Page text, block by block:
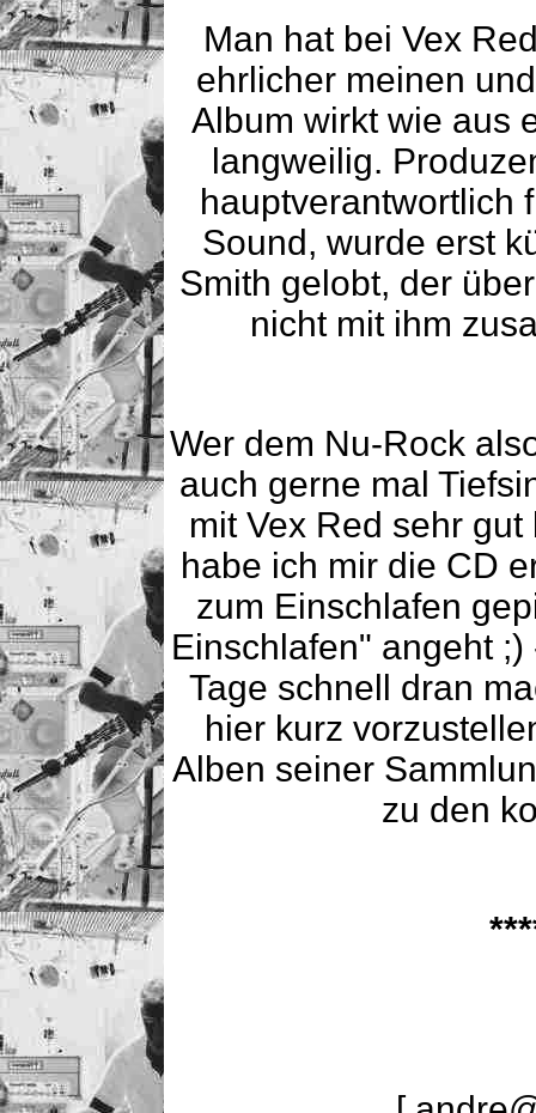
Man hat bei Vex
ehrlicher meinen
Album wirkt wie aus
langweilig.
hauptverantwortlich
Sound, wurde erst
Smith gelobt, der
nicht mit ihm
Wer dem Nu-Rock
auch gerne mal
mit Vex Red sehr
habe ich mir die CD
zum Einschlafen
Einschlafen" angeht
Tage schnell dran
hier kurz
Alben seiner
zu den